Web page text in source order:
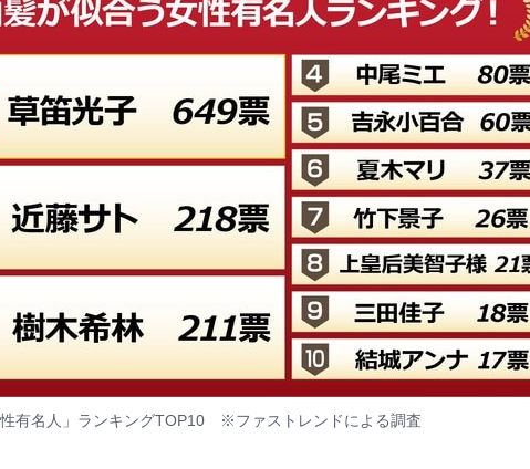
性有名人」ランキングTOP10 ※ファストレンドによる調査